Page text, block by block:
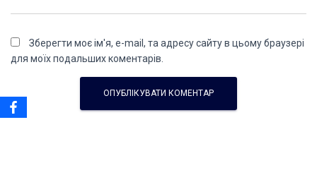
Зберегти моє ім'я, e-mail, та адресу сайту в цьому браузері
для моїх подальших коментарів.